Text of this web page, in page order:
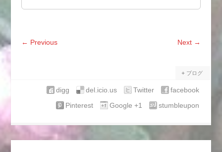
← Previous Next →
ブログ
facebook
Twitter
del.icio.us
digg
stumbleupon
Google +1
Pinterest